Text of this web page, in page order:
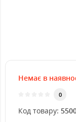
Немає в
0
Код товару: